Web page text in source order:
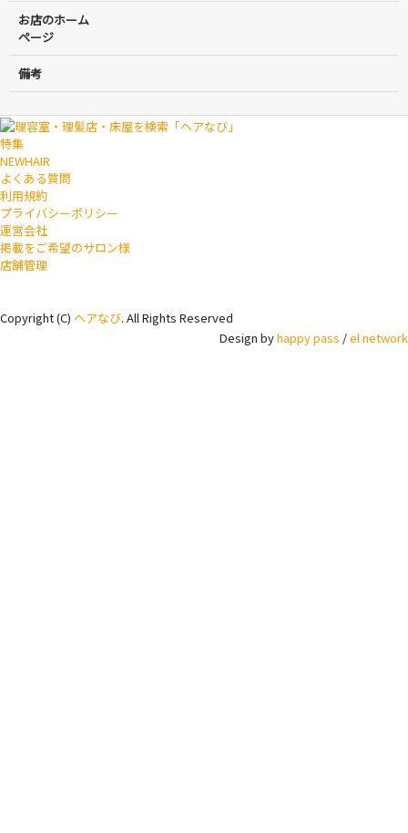
お店のホーム
ページ
備考
特集
NEWHAIR
よくある質問
利用規約
プライバシーポリシー
運営会社
掲載をご希望のサロン様
店舗管理
Copyright (C) ヘアなび. All Rights Reserved
Design byhappy pass /el network